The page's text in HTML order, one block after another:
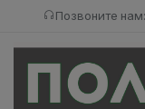
Позвоните нам: